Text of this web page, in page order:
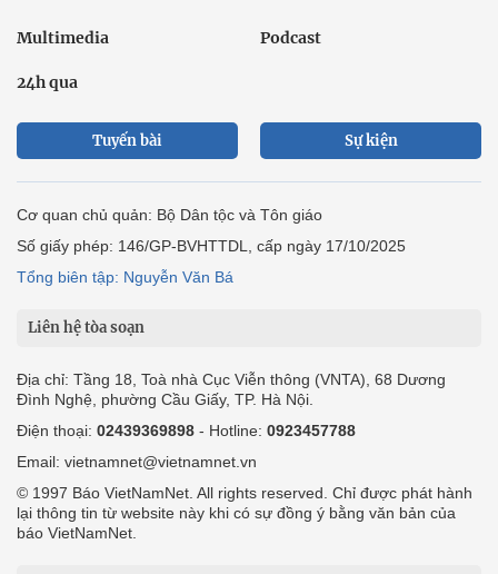
Multimedia Podcast
24h qua
Tuyến bài Sự kiện
Cơ quan chủ quản: Bộ Dân tộc và Tôn giáo
Số giấy phép: 146/GP-BVHTTDL, cấp ngày 17/10/2025
Tổng biên tập: Nguyễn Văn Bá
Liên hệ tòa soạn
Địa chỉ: Tầng 18, Toà nhà Cục Viễn thông (VNTA), 68 Dương
Đình Nghệ, phường Cầu Giấy, TP. Hà Nội.
Điện thoại: 02439369898 - Hotline: 0923457788
Email: vietnamnet@vietnamnet.vn
© 1997 Báo VietNamNet. All rights reserved. Chỉ được phát hành
lại thông tin từ website này khi có sự đồng ý bằng văn bản của
báo VietNamNet.